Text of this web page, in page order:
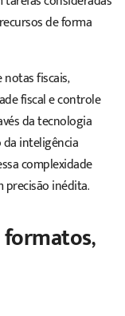
de forma
fiscais,
fiscal e controle
da tecnologia
inteligência
complexidade
inédita.